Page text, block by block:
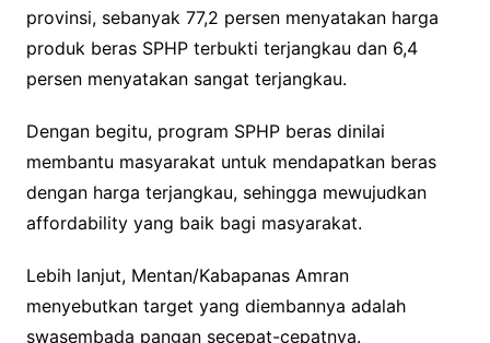
provinsi, sebanyak 77,2 persen menyatakan harga
produk beras SPHP terbukti terjangkau dan 6,4
persen menyatakan sangat terjangkau.
Dengan begitu, program SPHP beras dinilai
membantu masyarakat untuk mendapatkan beras
dengan harga terjangkau, sehingga mewujudkan
affordability yang baik bagi masyarakat.
Lebih lanjut, Mentan/Kabapanas Amran
menyebutkan target yang diembannya adalah
swasembada pangan secepat-cepatnya.